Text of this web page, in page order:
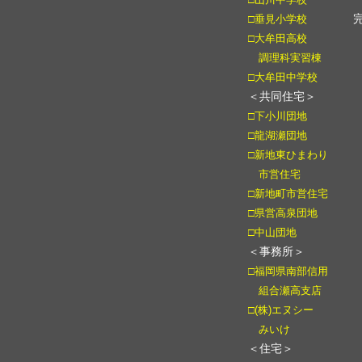
□垂見小学校
□大牟田高校
調理科実習棟
□大牟田中学校
＜共同住宅＞
□下小川団地
□龍湖瀬団地
□新地東ひまわり
市営住宅
□新地町市営住宅
□県営高泉団地
□中山団地
＜事務所＞
□福岡県南部信用
組合瀬高支店
□(株)エヌシー
みいけ
＜住宅＞